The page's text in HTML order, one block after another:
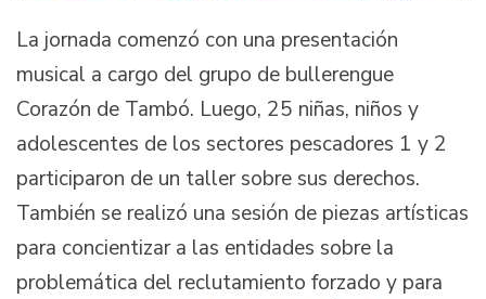
La jornada comenzó con una presentación
musical a cargo del grupo de bullerengue
Corazón de Tambó. Luego, 25 niñas, niños y
adolescentes de los sectores pescadores 1 y 2
participaron de un taller sobre sus derechos.
También se realizó una sesión de piezas artísticas
para concientizar a las entidades sobre la
problemática del reclutamiento forzado y para